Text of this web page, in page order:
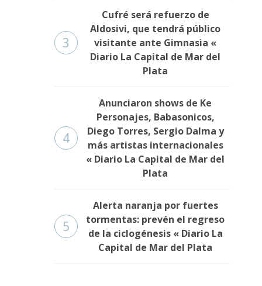
3
Cufré será refuerzo de
Aldosivi, que tendrá público
visitante ante Gimnasia «
Diario La Capital de Mar del
Plata
4
Anunciaron shows de Ke
Personajes, Babasonicos,
Diego Torres, Sergio Dalma y
más artistas internacionales
« Diario La Capital de Mar del
Plata
5
Alerta naranja por fuertes
tormentas: prevén el regreso
de la ciclogénesis « Diario La
Capital de Mar del Plata